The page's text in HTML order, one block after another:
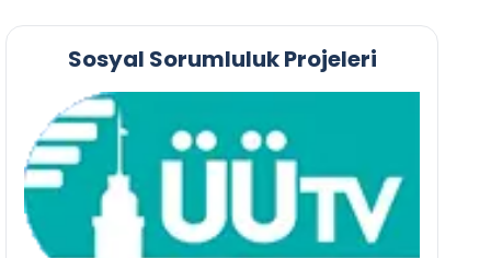
Sosyal Sorumluluk Projeleri